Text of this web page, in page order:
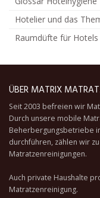
Hotelier und das
Raumdüfte für
ÜBER MATRIX
Seit 2003 befreien wir
Durch unsere mobile
Beherbergungsbetriebe
durchführen, zählen wir
Matratzenreinigungen.
Auch private Haushalte
Matratzenreinigung.